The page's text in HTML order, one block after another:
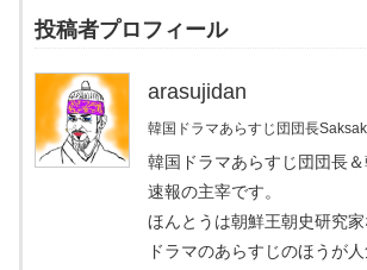
投稿者プロフィール
arasujidan
韓国ドラマあらすじ団団長Saksak
韓国ドラマあらすじ団団長
速報の主宰です。
ほんとうは朝鮮王朝史研究
ドラマのあらすじのほうが人